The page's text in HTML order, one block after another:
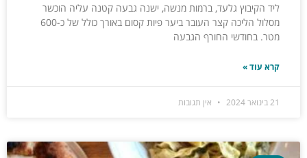
ליד הקיבוץ גלעד, ברמות מנשה, ישנה גבעה קטנה עליה הוכשר
מסלול הליכה קצר העובר ביער פיות קסום באורך כולל של כ-600
מטר. בחודשי החורף הגבעה
קרא עוד »
21 בינואר 2024 אין תגובות